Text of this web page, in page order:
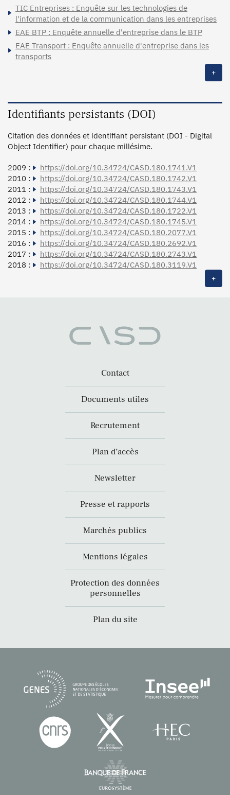
TIC Entreprises : Enquête sur les technologies de
l'information et de la communication dans les entreprises
EAE BTP : Enquête annuelle d'entreprise dans le BTP
EAE Transport : Enquête annuelle d'entreprise dans les
transports
+
Identifiants persistants (DOI)
Citation des données et identifiant persistant (DOI - Digital
Object Identifier) pour chaque millésime.
2009 :
https://doi.org/10.34724/CASD.180.1741.V1
2010 :
https://doi.org/10.34724/CASD.180.1742.V1
2011 :
https://doi.org/10.34724/CASD.180.1743.V1
2012 :
https://doi.org/10.34724/CASD.180.1744.V1
2013 :
https://doi.org/10.34724/CASD.180.1722.V1
2014 :
https://doi.org/10.34724/CASD.180.1745.V1
2015 :
https://doi.org/10.34724/CASD.180.2077.V1
2016 :
https://doi.org/10.34724/CASD.180.2692.V1
2017 :
https://doi.org/10.34724/CASD.180.2743.V1
2018 :
https://doi.org/10.34724/CASD.180.3119.V1
+
Contact
Documents utiles
Recrutement
Plan d’accès
Newsletter
Presse et rapports
Marchés publics
Mentions légales
Protection des données
personnelles
Plan du site